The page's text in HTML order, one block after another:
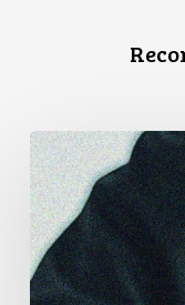
La
Cour
de
cassation
confirme
l’obligation